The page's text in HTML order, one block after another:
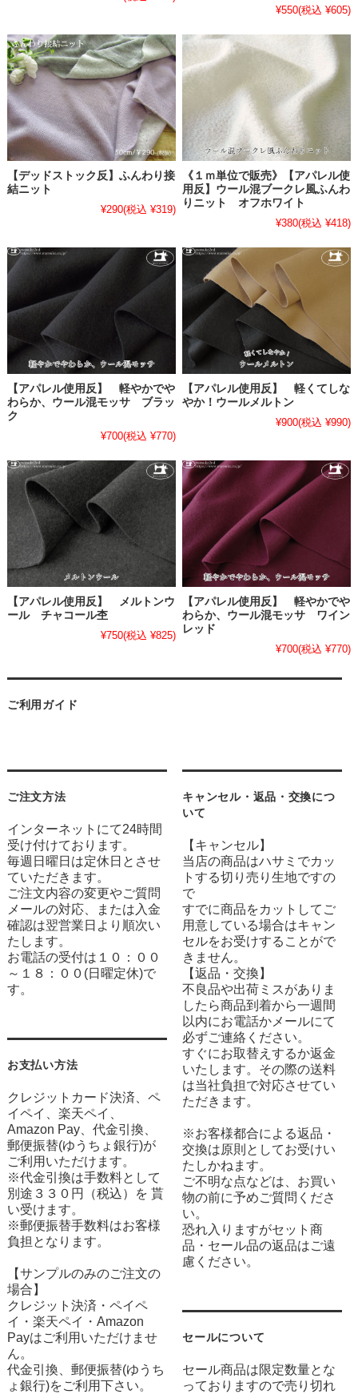
¥550(税込 ¥605)
【デッドストック反】ふんわり接
結ニット
¥290(税込 ¥319)
《１ｍ単位で販売》【アパレル使
用反】ウール混ブークレ風ふんわ
りニット オフホワイト
¥380(税込 ¥418)
【アパレル使用反】 軽やかでや
わらか、ウール混モッサ ブラッ
ク
¥700(税込 ¥770)
【アパレル使用反】 軽くてしな
やか！ウールメルトン
¥900(税込 ¥990)
【アパレル使用反】 メルトンウ
ール チャコール杢
¥750(税込 ¥825)
【アパレル使用反】 軽やかでや
わらか、ウール混モッサ ワイン
レッド
¥700(税込 ¥770)
ご利用ガイド
ご注文方法
インターネットにて24時間
受け付けております。
毎週日曜日は定休日とさせ
ていただきます。
ご注文内容の変更やご質問
メールの対応、または入金
確認は翌営業日より順次い
たします。
お電話の受付は１０：００
～１８：００(日曜定休)で
す。
お支払い方法
クレジットカード決済、ペ
イペイ、楽天ペイ、
Amazon Pay、代金引換、
郵便振替(ゆうちょ銀行)が
ご利用いただけます。
※代金引換は手数料として
別途３３０円（税込）を 貰
い受けます。
※郵便振替手数料はお客様
負担となります。
【サンプルのみのご注文の
場合】
クレジット決済・ペイペ
イ・楽天ペイ・Amazon
Payはご利用いただけませ
ん。
代金引換、郵便振替(ゆうち
ょ銀行)をご利用下さい。
キャンセル・返品・交換につ
いて
【キャンセル】
当店の商品はハサミでカッ
トする切り売り生地ですの
で
すでに商品をカットしてご
用意している場合はキャン
セルをお受けすることがで
きません。
【返品・交換】
不良品や出荷ミスがありま
したら商品到着から一週間
以内にお電話かメールにて
必ずご連絡ください。
すぐにお取替えするか返金
いたします。その際の送料
は当社負担で対応させてい
ただきます。
※お客様都合による返品・
交換は原則としてお受けい
たしかねます。
ご不明な点などは、お買い
物の前に予めご質問くださ
い。
恐れ入りますがセット商
品・セール品の返品はご遠
慮ください。
セールについて
セール商品は限定数量とな
っておりますので売り切れ